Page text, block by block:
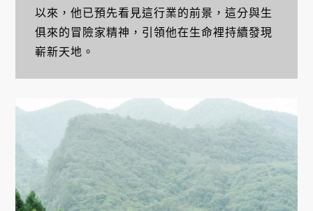
以來，他已預先看見這行業的前景，這分與生
俱來的冒險家精神，引領他在生命裡持續發現
嶄新天地。